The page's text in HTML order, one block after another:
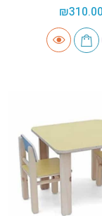
₪310.00